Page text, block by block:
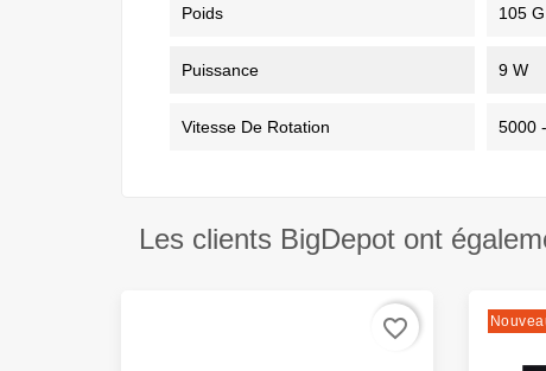
Poids 105 G
Puissance 9 W
Vitesse De Rotation 5000
Les clients BigDepot ont
favorite_border